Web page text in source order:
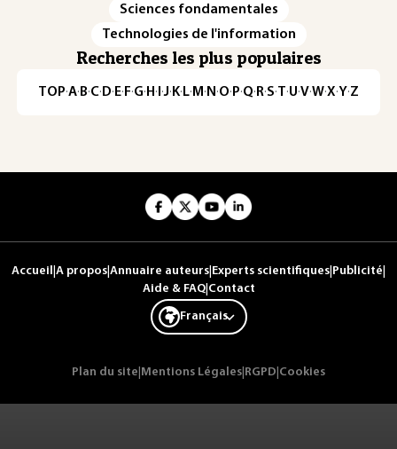
Sciences fondamentales
Technologies de l'information
Recherches les plus populaires
TOP·A·B·C· D· E· F·G· H · ·J· K· L· M · N ·O· P·Q· R·S·T·U·V·W·X·Y·Z
Accueil A propos Annuaire auteurs Experts scientifiques Publicité
Aide & FAQ| Contact
Français
Plan du site Mentions Légales RGPD Cookies